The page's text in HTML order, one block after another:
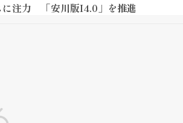
注力 「安川版I4.0」を推進